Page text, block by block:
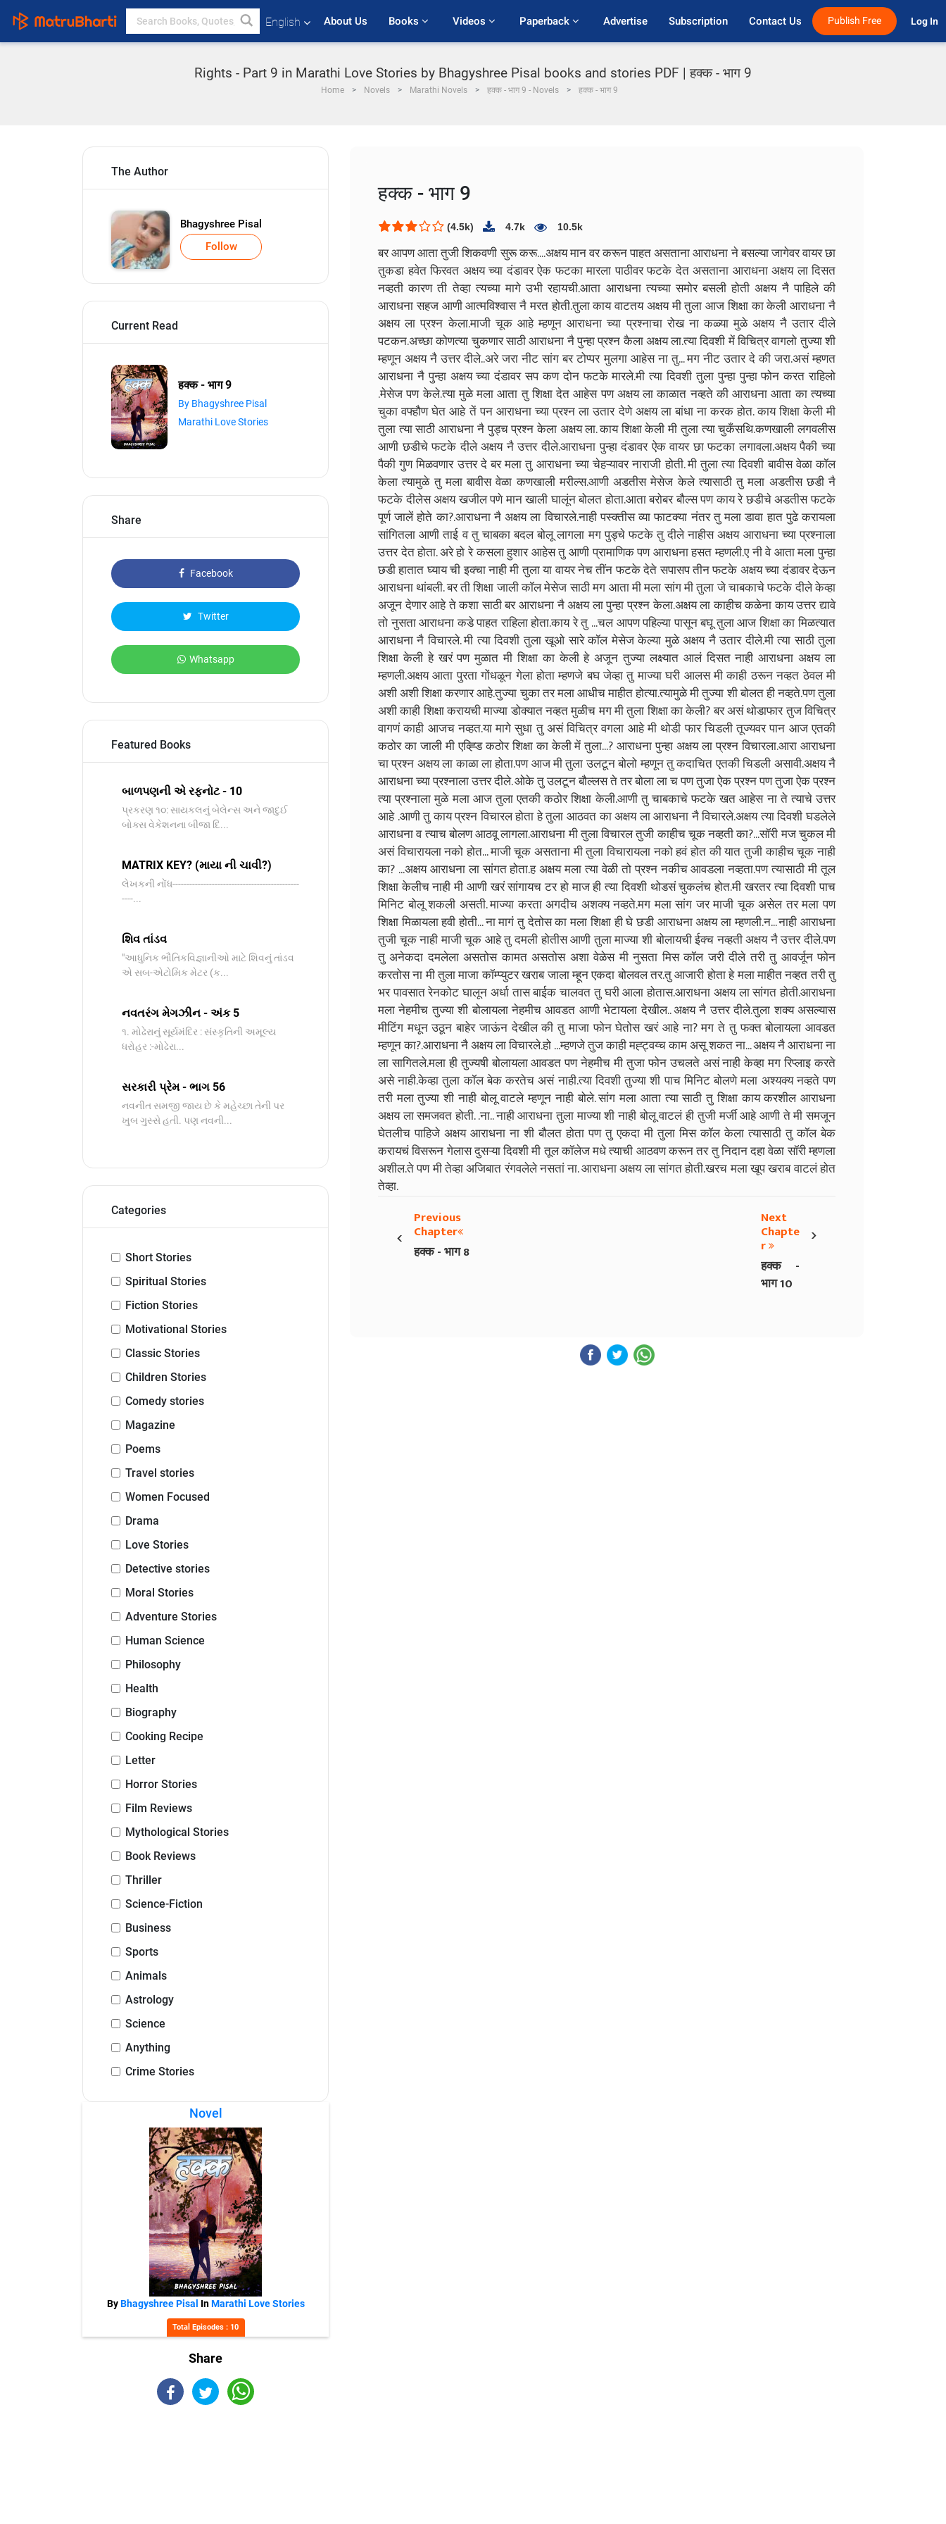
English About Us Books Videos Paperback Advertise Subscription Contact Us Publish Free Log In
Rights - Part 9 in Marathi Love Stories by Bhagyshree Pisal books and stories PDF | हक्क - भाग 9
Home Novels Marathi Novels हक्क - भाग 9 - Novels हक्क - भाग 9
The Author
Bhagyshree Pisal
Follow
Current Read
हक्क - भाग 9
By Bhagyshree Pisal
Marathi Love Stories
Share
Facebook
Twitter
Whatsapp
Featured Books
બાળપણની એ રફનોટ - 10
પ્રકરણ ૧૦: સાયકલનું બેલેન્સ અને જાદુઈ
બોક્સ વેકેશનના બીજા દિ...
MATRIX KEY? (માયા ની ચાવી?)
લેખકની નોંધ---------------------------------------------
----...
શિવ તાંડવ
"આધુનિક ભૌતિકવિજ્ઞાનીઓ માટે શિવનું તાંડવ
એ સબ-એટોમિક મેટર (ક...
નવતરંગ મેગઝીન - અંક 5
૧. મોઢેરાનું સૂર્યમંદિર : સંસ્કૃતિની અમૂલ્ય
ધરોહર :-​મોઢેરા...
સરકારી પ્રેમ - ભાગ 56
નવનીત સમજી જાય છે કે મહેચ્છા તેની પર
ખુબ ગુસ્સે હતી. પણ નવની...
Categories
Short Stories
Spiritual Stories
Fiction Stories
Motivational Stories
Classic Stories
Children Stories
Comedy stories
Magazine
Poems
Travel stories
Women Focused
Drama
Love Stories
Detective stories
Moral Stories
Adventure Stories
Human Science
Philosophy
Health
Biography
Cooking Recipe
Letter
Horror Stories
Film Reviews
Mythological Stories
Book Reviews
Thriller
Science-Fiction
Business
Sports
Animals
Astrology
Science
Anything
Crime Stories
Novel
ByBhagyshree Pisal InMarathi Love Stories
Total Episodes : 10
Share
हक्क - भाग 9
(4.5k) 4.7k 10.5k
बर आपण आता तुजी शिकवणी सुरू करू....अक्षय मान वर करून पाहत असताना आराधना ने बसल्या जागेवर वायर छा
तुकडा हवेत फिरवत अक्षय च्या दंडावर ऐक फटका मारला पाठीवर फटके देत असताना आराधना अक्षय ला दिसत
नव्हती कारण ती तेव्हा त्यच्या मागे उभी रहायची.आता आराधना त्यच्या समोर बसली होती अक्षय नै पाहिले की
आराधना सहज आणी आत्मविश्वास नै मरत होती.तुला काय वाटतय अक्षय मी तुला आज शिक्षा का केली आराधना नै
अक्षय ला प्रश्न केला.माजी चूक आहे म्हणून आराधना च्या प्रश्नाचा रोख ना कळ्या मुळे अक्षय नै उतार दीले
पटकन.अच्छा कोणत्या चुकणार साठी आराधना नै पुन्हा प्रश्न कैला अक्षय ला.त्या दिवशी में विचित्र वागलो तुज्या शी
म्हणून अक्षय नै उत्तर दीले..अरे जरा नीट सांग बर टोप्पर मुलगा आहेस ना तु... मग नीट उतार दे की जरा.असं म्हणत
आराधना नै पुन्हा अक्षय च्या दंडावर सप कण दोन फटके मारले.मी त्या दिवशी तुला पुन्हा पुन्हा फोन करत राहिलो
.मेसेज पण केले.त्या मुळे मला आता तु शिक्षा देत आहेस पण अक्षय ला काळात नव्हते की आराधना आता का त्यच्या
चुका वफ्हौण घेत आहे तें पन आराधना च्या प्रश्न ला उतार देणे अक्षय ला बांधा ना करक होत. काय शिक्षा केली मी
तुला त्या साठी आराधना नै पुड्च प्रश्न केला अक्षय ला. काय शिक्षा केली मी तुला त्या चुकँसथि.कणखाली लगवलीस
आणी छडीचे फटके दीले अक्षय नै उत्तर दीले.आराधना पुन्हा दंडावर ऐक वायर छा फटका लगावला.अक्षय पैकी च्या
पैकी गुण मिळवणार उत्तर दे बर मला तु आराधना च्या चेहऱ्यावर नाराजी होती. मी तुला त्या दिवशी बावीस वेळा कॉल
केला त्यामुळे तु मला बावीस वेळा कणखाली मरील्स.आणी अडतीस मेसेज केले त्यासाठी तु मला अडतीस छडी नै
फटके दीलेस अक्षय खजील पणे मान खाली घालूंन बोलत होता.आता बरोबर बौल्स पण काय रे छडीचे अडतीस फटके
पूर्ण जालें होते का?.आराधना नै अक्षय ला विचारले.नाही पस्क्तीस व्या फाटक्या नंतर तु मला डावा हात पुढे करायला
सांगितला आणी ताई व तु चाबका बदल बोलू लागला मग पुड्चे फटके तु दीले नाहीस अक्षय आराधना च्या प्रश्नाला
उत्तर देत होता. अरे हो रे कसला हुशार आहेस तु आणी प्रामाणिक पण आराधना हसत म्हणली.ए नी वे आता मला पुन्हा
छडी हातात घ्याय ची इक्चा नाही मी तुला या वायर नेच तींन फटके देते सपासप तीन फटके अक्षय च्या दंडावर देऊन
आराधना थांबली. बर ती शिक्षा जाली कॉल मेसेज साठी मग आता मी मला सांग मी तुला जे चाबकाचे फटके दीले केव्हा
अजून देणार आहे ते कशा साठी बर आराधना नै अक्षय ला पुन्हा प्रश्न केला.अक्षय ला काहीच कळेना काय उत्तर द्यावे
तो नुसता आराधना कडे पाहत राहिला होता.काय रे तु ...चल आपण पहिल्या पासून बघू तुला आज शिक्षा का मिळत्यात
आराधना नै विचारले. मी त्या दिवशी तुला खूओ सारे कॉल मेसेज केल्या मुळे अक्षय नै उतार दीले.मी त्या साठी तुला
शिक्षा केली हे खरं पण मुळात मी शिक्षा का केली हे अजून तुज्या लक्ष्यात आलं दिसत नाही आराधना अक्षय ला
म्हणली.अक्षय आता पुरता गोंधळून गेला होता म्हणजे बघ जेव्हा तु माज्या घरी आलस मी काही ठरून नव्हत ठेवल मी
अशी अशी शिक्षा करणार आहे.तुज्या चुका तर मला आधीच माहीत होत्या.त्यामुळे मी तुज्या शी बोलत ही नव्हते.पण तुला
अशी काही शिक्षा करायची माज्या डोक्यात नव्हत मुळीच मग मी तुला शिक्षा का केली? बर असं थोडाफार तुज विचित्र
वागणं काही आजच नव्हत.या मागे सुधा तु असं विचित्र वगला आहे मी थोडी फार चिडली तूज्यवर पान आज एतकी
कठोर का जाली मी एव्ह्डि कठोर शिक्षा का केली में तुला...? आराधना पुन्हा अक्षय ला प्रश्न विचारला.आरा आराधना
चा प्रश्न अक्षय ला काळा ला होता.पण आज मी तुला उलटून बोलो म्हणून तु कदाचित एतकी चिडली असावी.अक्षय नै
आराधना च्या प्रश्नाला उत्तर दीले. ओके तु उलटून बौल्लस ते तर बोला ला च पण तुजा ऐक प्रश्न पण तुजा ऐक प्रश्न
त्या प्रश्नाला मुळे मला आज तुला एतकी कठोर शिक्षा केली.आणी तु चाबकाचे फटके खत आहेस ना ते त्याचे उत्तर
आहे .आणी तु काय प्रश्न विचारल होता हे तुला आठवत का अक्षय ला आराधना नै विचारले.अक्षय त्या दिवशी घडलेले
आराधना व त्याच बोलण आठवू लागला.आराधना मी तुला विचारल तुजी काहीच चूक नव्हती का?...सॉरी मज चुकल मी
असं विचारायला नको होत... माजी चूक असताना मी तुला विचारायला नको हवं होत की यात तुजी काहीच चूक नाही
का? ...अक्षय आराधना ला सांगत होता.ह अक्षय मला त्या वेळी तो प्रश्न नकीच आवडला नव्हता.पण त्यासाठी मी तूल
शिक्षा केलीच नाही मी आणी खरं सांगायच टर हो माज ही त्या दिवशी थोडसं चुकलंच होत.मी खरतर त्या दिवशी पाच
मिनिट बोलू शकली असती. माज्या करता अगदीच अशक्य नव्हते.मग मला सांग जर माजी चूक असेल तर मला पण
शिक्षा मिळायला हवी होती... ना मागं तु देतोस का मला शिक्षा ही घे छडी आराधना अक्षय ला म्हणली.न... नाही आराधना
तुजी चूक नाही माजी चूक आहे तु दमली होतीस आणी तुला माज्या शी बोलायची ईक्च नव्हती अक्षय नै उत्तर दीले.पण
तु अनेकदा दमलेला असतोस कामत असतोस अशा वेळेस मी नुसता मिस कॉल जरी दीले तरी तु आवर्जून फोन
करतोस ना मी तुला माजा कॉम्प्युटर खराब जाला म्हून एकदा बोलवल तर.तु आजारी होता हे मला माहीत नव्हत तरी तु
भर पावसात रेनकोट घालून अर्धा तास बाईक चालवत तु घरी आला होतास.आराधना अक्षय ला सांगत होती.आराधना
मला नेहमीच तुज्या शी बोलायला नेहमीच आवडत आणी भेटायला देखील.. अक्षय नै उत्तर दीले.तुला शक्य असल्यास
मीटिंग मधून उठून बाहेर जाऊंन देखील की तु माजा फोन घेतोस खरं आहे ना? मग ते तु फक्त बोलायला आवडत
म्हणून का?.आराधना नै अक्षय ला विचारले.हो ...म्हणजे तुज काही मह्ट्वय्च काम असू शकत ना... अक्षय नै आराधना ना
ला सागितले.मला ही तुज्यषी बोलायला आवडत पण नेहमीच मी तुजा फोन उचलते असं नाही केव्हा मग रिप्लाइ करते
असे नाही.केव्हा तुला कॉल बेक करतेच असं नाही.त्या दिवशी तुज्या शी पाच मिनिट बोलणे मला अश्यक्य नव्हते पण
तरी मला तुज्या शी नाही बोलू वाटले म्हणून नाही बोले. सांग मला आता त्या साठी तु शिक्षा काय करशील आराधना
अक्षय ला समजवत होती. .ना.. नाही आराधना तुला माज्या शी नाही बोलू वाटलं ही तुजी मर्जी आहे आणी ते मी समजून
घेतलीच पाहिजे अक्षय आराधना ना शी बौलत होता पण तु एकदा मी तुला मिस कॉल केला त्यासाठी तु कॉल बेक
करायचं विसरून गेलास दुसऱ्या दिवशी मी तूल कॉलेज मधे त्याची आठवण करून तर तु निदान दहा वेळा सॉरी म्हणला
अशील.ते पण मी तेव्हा अजिबात रंगवलेले नसतां ना. आराधना अक्षय ला सांगत होती.खरच मला खूप खराब वाटलं होत
तेव्हा.
‹
Previous
Chapter
हक्क - भाग 8
›
Next
Chapte
r
हक्क -
भाग 10